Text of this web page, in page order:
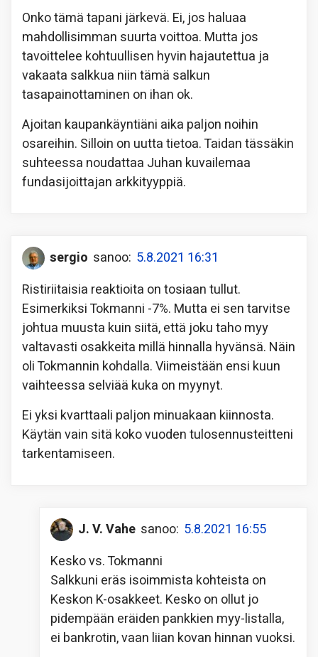
Onko tämä tapani järkevä. Ei, jos haluaa
mahdollisimman suurta voittoa. Mutta jos
tavoittelee kohtuullisen hyvin hajautettua ja
vakaata salkkua niin tämä salkun
tasapainottaminen on ihan ok.
Ajoitan kaupankäyntiäni aika paljon noihin
osareihin. Silloin on uutta tietoa. Taidan tässäkin
suhteessa noudattaa Juhan kuvailemaa
fundasijoittajan arkkityyppiä.
sergio sanoo: 5.8.2021 16:31
Ristiriitaisia reaktioita on tosiaan tullut.
Esimerkiksi Tokmanni -7%. Mutta ei sen tarvitse
johtua muusta kuin siitä, että joku taho myy
valtavasti osakkeita millä hinnalla hyvänsä. Näin
oli Tokmannin kohdalla. Viimeistään ensi kuun
vaihteessa selviää kuka on myynyt.
Ei yksi kvarttaali paljon minuakaan kiinnosta.
Käytän vain sitä koko vuoden tulosennusteitteni
tarkentamiseen.
J. V. Vahe sanoo: 5.8.2021 16:55
Kesko vs. Tokmanni
Salkkuni eräs isoimmista kohteista on
Keskon K-osakkeet. Kesko on ollut jo
pidempään eräiden pankkien myy-listalla,
ei bankrotin, vaan liian kovan hinnan vuoksi.